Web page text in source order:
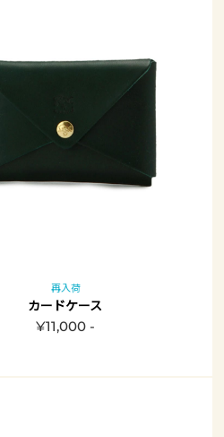
再入荷
カードケース
¥11,000 -